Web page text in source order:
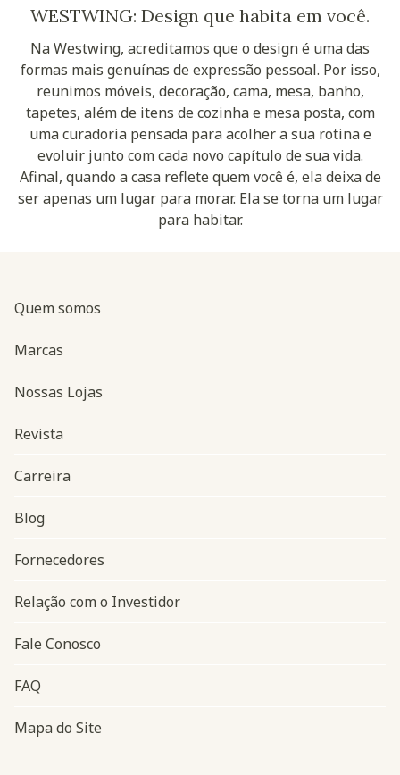
WESTWING: Design que habita em você.
Na Westwing, acreditamos que o design é uma das
formas mais genuínas de expressão pessoal. Por isso,
reunimos móveis, decoração, cama, mesa, banho,
tapetes, além de itens de cozinha e mesa posta, com
uma curadoria pensada para acolher a sua rotina e
evoluir junto com cada novo capítulo de sua vida.
Afinal, quando a casa reflete quem você é, ela deixa de
ser apenas um lugar para morar. Ela se torna um lugar
para habitar.
Navegação do rodapé
Quem somos
Marcas
Nossas Lojas
Revista
Carreira
Blog
Fornecedores
Relação com o Investidor
Fale Conosco
FAQ
Mapa do Site